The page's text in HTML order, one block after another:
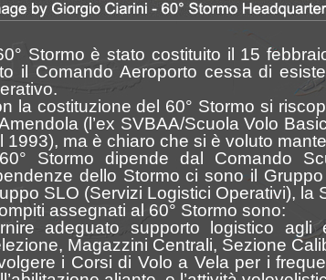
Stormo è stato costituito il 15
il Comando Aeroporto cessa di
la costituzione del 60° Stormo si
(l’ex SVBAA/Scuola Volo
1993), ma è chiaro che si è voluto
Stormo dipende dal Comando
dello Stormo ci sono il
SLO (Servizi Logistici Operativi), la
assegnati al 60° Stormo sono:
adeguato supporto logistico
Magazzini Centrali, Sezione
i Corsi di Volo a Vela per i